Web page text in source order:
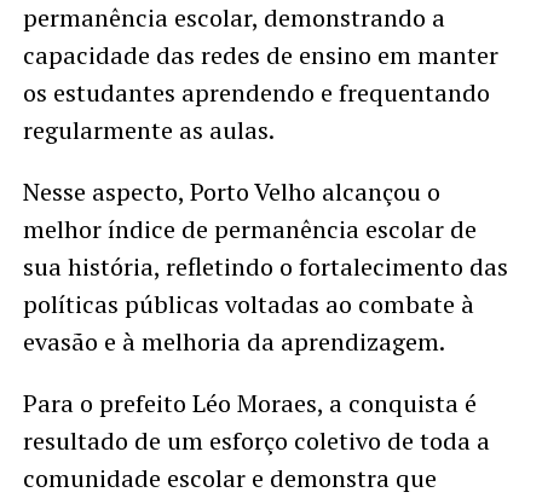
permanência escolar, demonstrando a
capacidade das redes de ensino em manter
os estudantes aprendendo e frequentando
regularmente as aulas.
Nesse aspecto, Porto Velho alcançou o
melhor índice de permanência escolar de
sua história, refletindo o fortalecimento das
políticas públicas voltadas ao combate à
evasão e à melhoria da aprendizagem.
Para o prefeito Léo Moraes, a conquista é
resultado de um esforço coletivo de toda a
comunidade escolar e demonstra que